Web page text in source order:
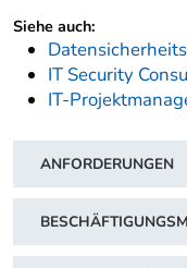
Siehe auch:
IT Security
IT-
ANFORDERUNGEN